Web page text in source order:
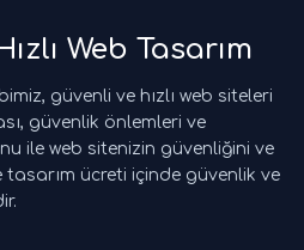
Web Tasarım
güvenli ve hızlı web siteleri
güvenlik önlemleri ve
ile web sitenizin güvenliğini ve
tasarım ücreti içinde güvenlik ve